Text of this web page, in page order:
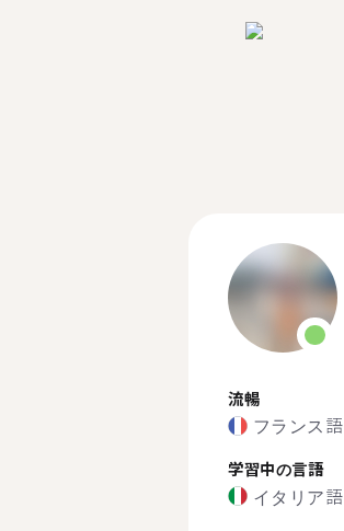
流暢
フランス語
学習中の言語
イタリア語